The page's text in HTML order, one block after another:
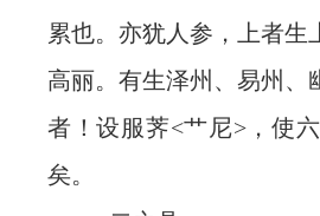
累也。亦犹人参，上者
高丽。有生泽州、易州、
者！设服荠<艹尼>，使
矣。